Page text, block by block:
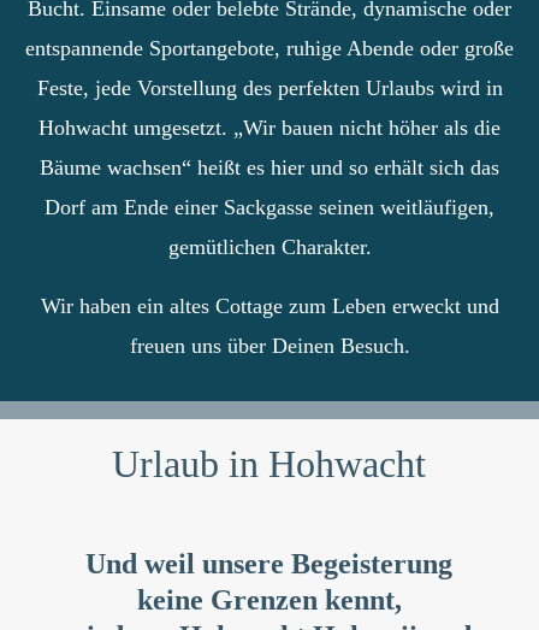
Bucht. Einsame oder belebte Strände, dynamische oder
entspannende Sportangebote, ruhige Abende oder große
Feste, jede Vorstellung des perfekten Urlaubs wird in
Hohwacht umgesetzt. „Wir bauen nicht höher als die
Bäume wachsen“ heißt es hier und so erhält sich das
Dorf am Ende einer Sackgasse seinen weitläufigen,
gemütlichen Charakter.
Wir haben ein altes Cottage zum Leben erweckt und
freuen uns über Deinen Besuch.
Urlaub in Hohwacht
Und weil unsere Begeisterung
keine Grenzen kennt,